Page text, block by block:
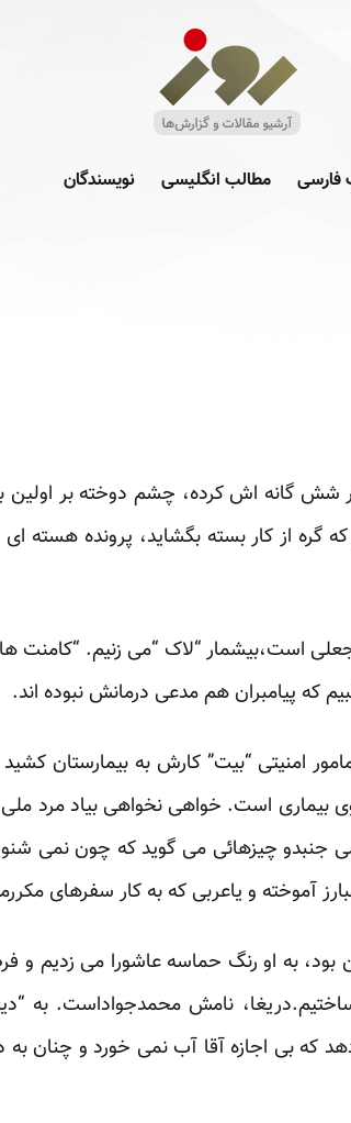
فارسی مطالب انگلیسی نویسندگان
شش گانه اش کرده، چشم دوخته بر اولین
از کار بسته بگشاید، پرونده هسته ای
است،بیشمار “لاک “می زنیم. “کامنت
که پیامبران هم مدعی درمانش نبوده اند.
امنیتی “بیت” کارش به بیمارستان
بیماری است. خواهی نخواهی بیاد مرد
چیزهائی می گوید که چون نمی
آموخته و یاعربی که به کار سفرهای
به او رنگ حماسه عاشورا می زدیم و
نامش محمدجواداست. به
که بی اجازه آقا آب نمی خورد و چنان به